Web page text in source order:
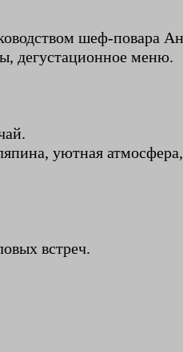
шеф-повара
дегустационное меню.
уютная
встреч.